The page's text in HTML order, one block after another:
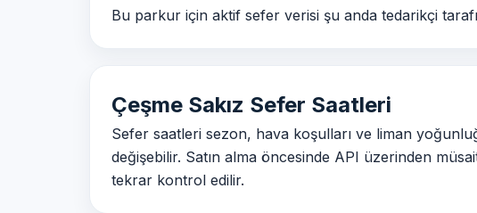
Bu parkur için aktif sefer verisi şu anda tedarikçi
Çeşme Sakız Sefer Saatleri
Sefer saatleri sezon, hava koşulları ve liman
değişebilir. Satın alma öncesinde API üzerinden
tekrar kontrol edilir.